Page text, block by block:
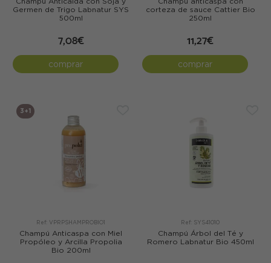
Germen de Trigo Labnatur SYS
500ml
7,08€
comprar
corteza de sauce Cattier Bio
250ml
11,27€
comprar
3+1
Ref: VPRPSHAMPROBIO1
Champú Anticaspa con Miel
Propóleo y Arcilla Propolia
Bio 200ml
Ref: SYS41010
Champú Árbol del Té y
Romero Labnatur Bio 450ml